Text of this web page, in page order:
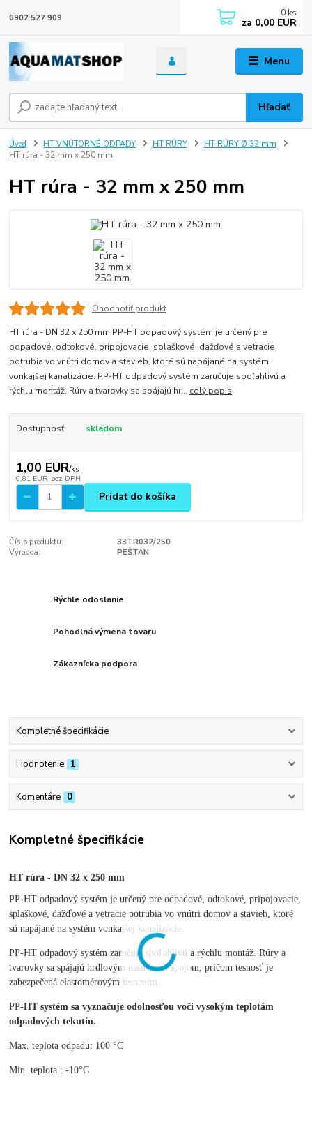
Menu
Hľadať
0902 527 909 0 ks
za 0,00 EUR
Úvod HT VNÚTORNÉ ODPADY HT RÚRY
HT RÚRY Ø 32 mm
HT rúra - 32 mm x 250 mm
HT rúra - 32 mm x 250 mm
Ohodnotiť produkt
HT rúra - DN 32 x 250 mm PP-HT odpadový systém je určený pre
odpadové, odtokové, pripojovacie, splaškové, dažďové a vetracie
potrubia vo vnútri domov a stavieb, ktoré sú napájané na systém
vonkajšej kanalizácie. PP-HT odpadový systém zaručuje spoľahlivú a
rýchlu montáž. Rúry a tvarovky sa spájajú hr... celý popis
Dostupnosť skladom
1,00 EUR/ks
0,81 EUR bez DPH
Pridať do košíka
Číslo produktu:
33TR032/250
Výrobca:
PEŠTAN
Rýchle odoslanie
Pohodlná výmena tovaru
Zákaznícka podpora
Kompletné špecifikácie
Hodnotenie 1
Komentáre 0
Kompletné špecifikácie
HT rúra - DN 32 x 250 mm
PP-HT odpadový systém je určený pre odpadové, odtokové, pripojovacie,
splaškové, dažďové a vetracie potrubia vo vnútri domov a stavieb, ktoré
sú napájané na systém vonkajšej kanalizácie.
PP-HT odpadový systém zaručuje spoľahlivú a rýchlu montáž. Rúry a
tvarovky sa spájajú hrdlovým násuvným spojom, pričom tesnosť je
zabezpečená elastomérovým tesnením.
PP-HT systém sa vyznačuje odolnosťou voči vysokým teplotám
odpadových tekutín.
Max. teplota odpadu: 100 °C
Min. teplota : -10°C